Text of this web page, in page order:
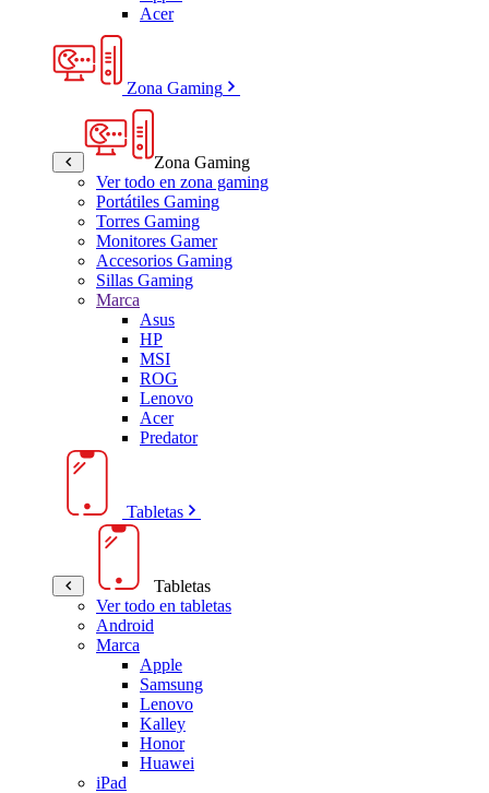
Acer
Zona Gaming
Zona Gaming
Ver todo en zona gaming
Portátiles Gaming
Torres Gaming
Monitores Gamer
Accesorios Gaming
Sillas Gaming
Marca
Asus
HP
MSI
ROG
Lenovo
Acer
Predator
Tabletas
Tabletas
Ver todo en tabletas
Android
Marca
Apple
Samsung
Lenovo
Kalley
Honor
Huawei
iPad